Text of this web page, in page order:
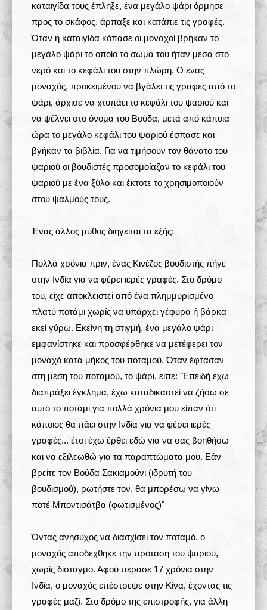
καταιγίδα τους έπληξε, ένα μεγάλο ψάρι όρμησε
προς το σκάφος, άρπαξε και κατάπιε τις γραφές.
Όταν η καταιγίδα κόπασε οι μοναχοί βρήκαν το
μεγάλο ψάρι το οποίο το σώμα του ήταν μέσα στο
νερό και το κεφάλι του στην πλώρη. Ο ένας
μοναχός, προκειμένου να βγάλει τις γραφές από το
ψάρι, άρχισε να χτυπάει το κεφάλι του ψαριού και
να ψέλνει στο όνομα του Βούδα, μετά από κάποια
ώρα το μεγάλο κεφάλι του ψαριού έσπασε και
βγήκαν τα βιβλία. Για να τιμήσουν τον θάνατο του
ψαριού οι βουδιστές προσομοίαζαν το κεφάλι του
ψαριού με ένα ξύλο και έκτοτε το χρησιμοποιούν
στου ψαλμούς τους.
Ένας άλλος μύθος διηγείται τα εξής:
Πολλά χρόνια πριν, ένας Κινέζος βουδιστής πήγε
στην Ινδία για να φέρει ιερές γραφές. Στο δρόμο
του, είχε αποκλειστεί από ένα πλημμυρισμένο
πλατύ ποτάμι χωρίς να υπάρχει γέφυρα ή βάρκα
εκεί γύρω. Εκείνη τη στιγμή, ένα μεγάλο ψάρι
εμφανίστηκε και προσφέρθηκε να μετέφερει τον
μοναχό κατά μήκος του ποταμού. Όταν έφτασαν
στη μέση του ποταμού, το ψάρι, είπε: "Επειδή έχω
διαπράξει έγκλημα, έχω καταδικαστεί να ζήσω σε
αυτό το ποτάμι για πολλά χρόνια μου είπαν ότι
κάποιος θα πάει στην Ινδία για να φέρει ιερές
γραφές... έτσι έχω έρθει εδώ για να σας βοηθήσω
και να εξιλεωθώ για τα παραπτώματα μου. Εάν
βρείτε τον Βούδα Σακιαμούνι (ιδρυτή του
βουδισμού), ρωτήστε τον, θα μπορέσω να γίνω
ποτέ Μποντισάτβα (φωτισμένος)"
Όντας ανήσυχος να διασχίσει τον ποταμό, ο
μοναχός αποδέχθηκε την πρόταση του ψαριού,
χωρίς δισταγμό. Αφού πέρασε 17 χρόνια στην
Ινδία, ο μοναχός επέστρεψε στην Κίνα, έχοντας τις
γραφές μαζί. Στο δρόμο της επιστροφής, για άλλη